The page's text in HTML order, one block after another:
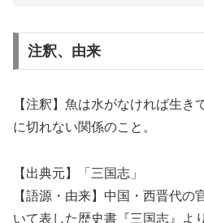
注釈、由来
【注釈】魚は水がなければ生き
に切れない関係のこと。
【出典元】「三国志」
【語源・由来】中国・西晋代の
いて表した歴史書『三国志』よ